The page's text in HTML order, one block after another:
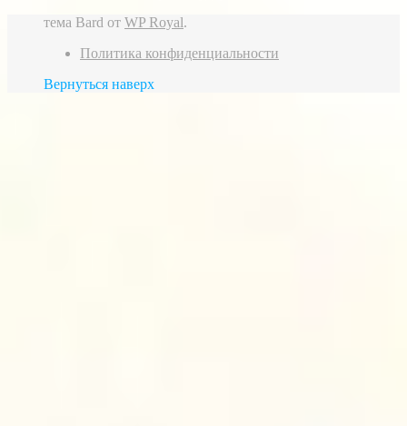
тема Bard от WP Royal.
Политика конфиденциальности
Вернуться наверх